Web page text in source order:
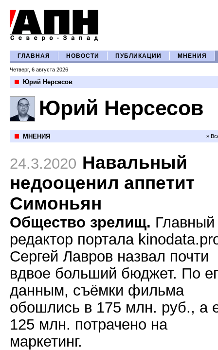
ГЛАВНАЯ НОВОСТИ ПУБЛИКАЦИИ МНЕНИЯ
Четверг, 6 августа 2026
Юрий Нерсесов
Юрий Нерсесов
МНЕНИЯ »
24.3.2020 Навальный
недооценил аппетит
Симоньян
Общество зрелищ. Главный
редактор портала
Сергей Лавров назвал почти
вдвое больший бюджет. По
данным, съёмки фильма
обошлись в 175 млн. руб., а
125 млн. потрачено на
маркетинг.